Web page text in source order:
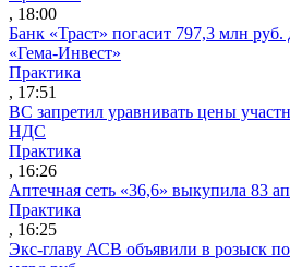
, 18:00
Банк «Траст» погасит 797,3 млн
«Гема-Инвест»
Практика
, 17:51
ВС запретил уравнивать цены
НДС
Практика
, 16:26
Аптечная сеть «36,6» выкупила 83
Практика
, 16:25
Экс-главу АСВ объявили в розыск